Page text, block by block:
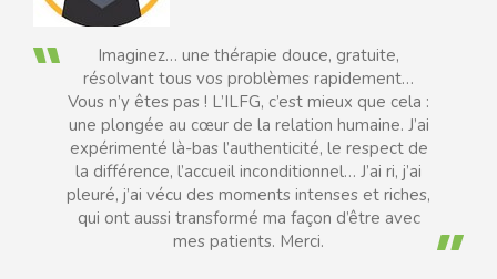
Imaginez… une thérapie douce, gratuite,
résolvant tous vos problèmes rapidement…
Vous n’y êtes pas ! L’ILFG, c’est mieux que cela :
une plongée au cœur de la relation humaine. J’ai
expérimenté là-bas l’authenticité, le respect de
la différence, l’accueil inconditionnel… J’ai ri, j’ai
pleuré, j’ai vécu des moments intenses et riches,
qui ont aussi transformé ma façon d’être avec
mes patients. Merci.